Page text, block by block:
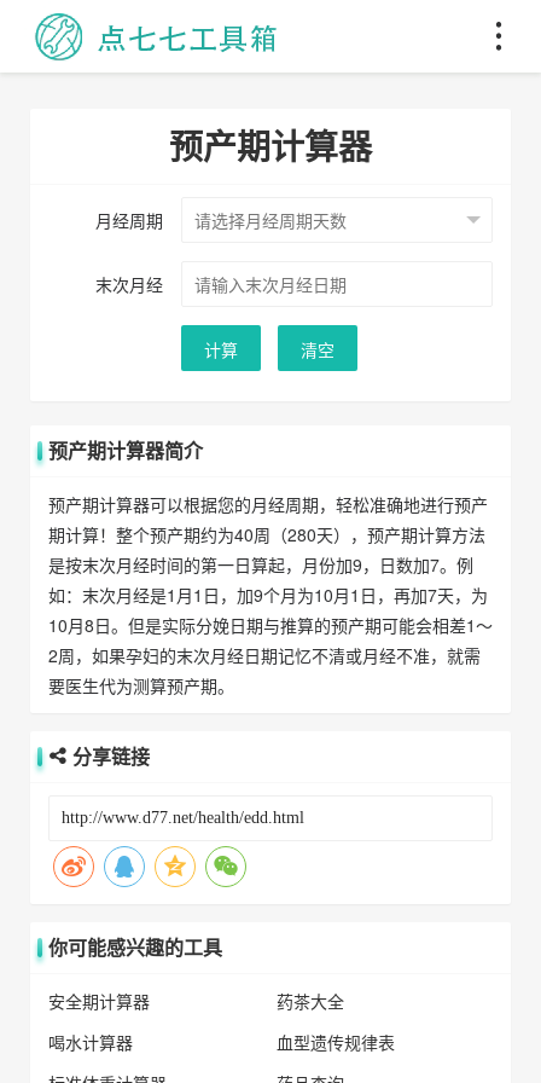
预产期计算器
月经周期
末次月经
计算 清空
预产期计算器简介
预产期计算器可以根据您的月经周期，轻松准确地进行预产
期计算！整个预产期约为40周（280天），预产期计算方法
是按末次月经时间的第一日算起，月份加9，日数加7。例
如：末次月经是1月1日，加9个月为10月1日，再加7天，为
10月8日。但是实际分娩日期与推算的预产期可能会相差1～
2周，如果孕妇的末次月经日期记忆不清或月经不准，就需
要医生代为测算预产期。
分享链接
你可能感兴趣的工具
安全期计算器
药茶大全
喝水计算器
血型遗传规律表